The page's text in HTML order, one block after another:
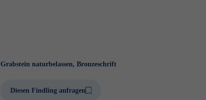
Grabstein naturbelassen, Bronzeschrift
Diesen Findling anfragen